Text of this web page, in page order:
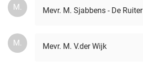
M. Mevr. M. Sjabbens - De Ruiter
M. Mevr. M. V.der Wijk